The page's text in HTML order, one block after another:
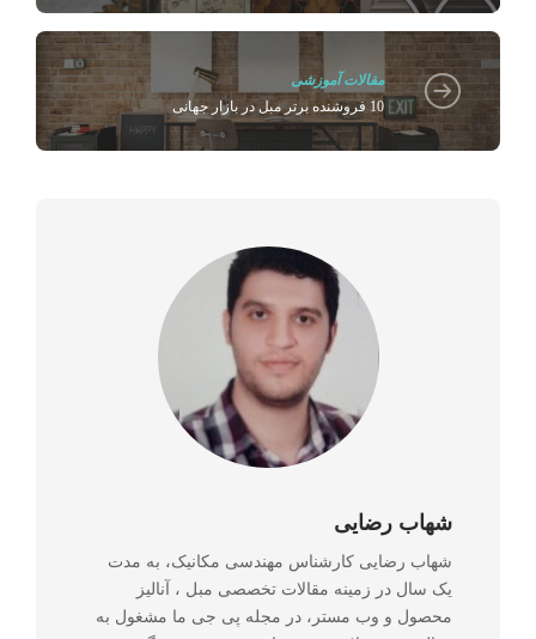
مقالات آموزشی
10 فروشنده برتر مبل در بازار جهانی
شهاب رضایی
شهاب رضایی کارشناس مهندسی مکانیک، به مدت
یک سال در زمینه مقالات تخصصی مبل ، آنالیز
محصول و وب مستر، در مجله پی جی ما مشغول به